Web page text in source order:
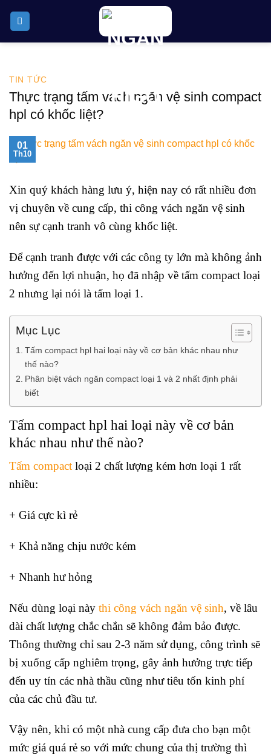
TIN TỨC
Thực trạng tấm vách ngăn vệ sinh compact
hpl có khốc liệt?
01
Th10
Xin quý khách hàng lưu ý, hiện nay có rất nhiều đơn
vị chuyên về cung cấp, thi công vách ngăn vệ sinh
nên sự cạnh tranh vô cùng khốc liệt.
Để cạnh tranh được với các công ty lớn mà không ảnh
hưởng đến lợi nhuận, họ đã nhập về tấm compact loại
2 nhưng lại nói là tấm loại 1.
Mục Lục
Tấm compact hpl hai loại này về cơ bản khác nhau như
thế nào?
Phân biệt vách ngăn compact loại 1 và 2 nhất định phải
biết
Tấm compact hpl hai loại này về cơ bản
khác nhau như thế nào?
Tấm compact loại 2 chất lượng kém hơn loại 1 rất
nhiều:
+ Giá cực kì rẻ
+ Khả năng chịu nước kém
+ Nhanh hư hỏng
Nếu dùng loại này thi công vách ngăn vệ sinh, về lâu
dài chất lượng chắc chắn sẽ không đảm bảo được.
Thông thường chỉ sau 2-3 năm sử dụng, công trình sẽ
bị xuống cấp nghiêm trọng, gây ảnh hưởng trực tiếp
đến uy tín các nhà thầu cũng như tiêu tốn kinh phí
của các chủ đầu tư.
Vậy nên, khi có một nhà cung cấp đưa cho bạn một
mức giá quá rẻ so với mức chung của thị trường thì